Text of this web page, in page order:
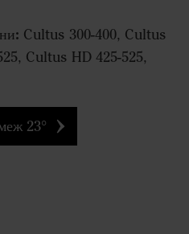
Cultus 300-400, Cultus
Cultus HD 425-525,
23°